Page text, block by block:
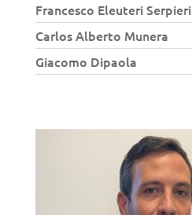
Francesco Eleuteri Serpieri
Carlos Alberto Munera
Giacomo Dipaola